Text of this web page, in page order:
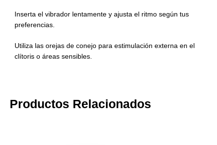
Inserta el vibrador lentamente y ajusta el ritmo según tus
preferencias.
Utiliza las orejas de conejo para estimulación externa en el
clítoris o áreas sensibles.
Productos Relacionados